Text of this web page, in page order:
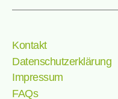
Kontakt
Datenschutzerklärung
Impressum
FAQs